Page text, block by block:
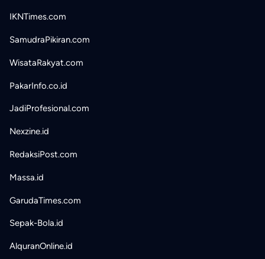
IKNTimes.com
SamudraPikiran.com
WisataRakyat.com
PakarInfo.co.id
JadiProfesional.com
Nexzine.id
RedaksiPost.com
Massa.id
GarudaTimes.com
Sepak-Bola.id
AlquranOnline.id